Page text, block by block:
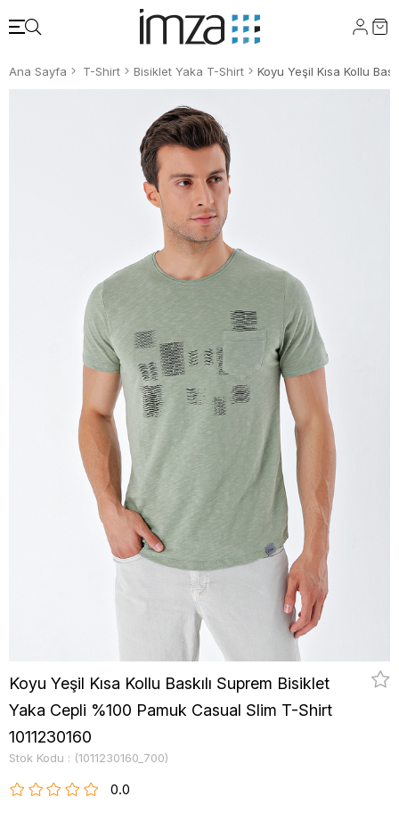
Ana Sayfa T-Shirt Bisiklet Yaka T-Shirt
Koyu Yeşil Kısa Kollu Baskılı Suprem Bisiklet
Yaka Cepli %100 Pamuk Casual Slim T-Shirt
1011230160
Stok Kodu (1011230160_700)
0.0